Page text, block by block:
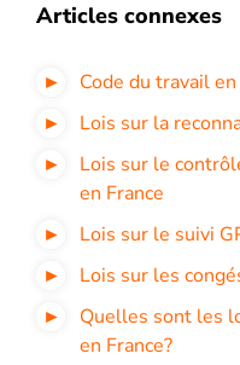
Articles connexes
Code du travail en
Lois sur la
Lois sur le
en France
Lois sur le suivi
Lois sur les
Quelles sont les
en France?